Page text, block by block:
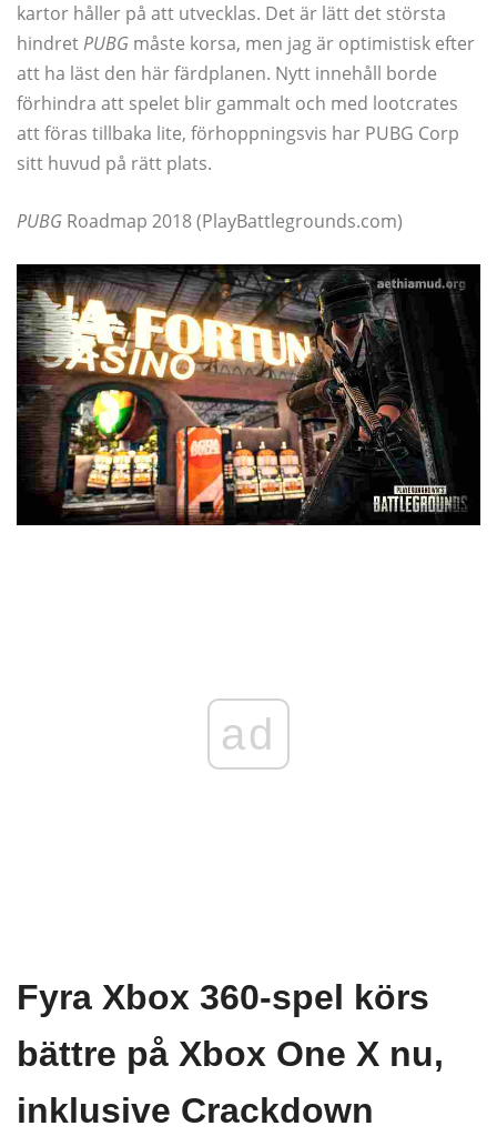
kartor håller på att utvecklas. Det är lätt det största
hindretPUBG måste korsa, men jag är optimistisk efter
att ha läst den här färdplanen. Nytt innehåll borde
förhindra att spelet blir gammalt och med lootcrates
att föras tillbaka lite, förhoppningsvis har PUBG Corp
sitt huvud på rätt plats.
PUBG Roadmap 2018 (PlayBattlegrounds.com)
ad
Fyra Xbox 360-spel körs
bättre på Xbox One X nu,
inklusive Crackdown